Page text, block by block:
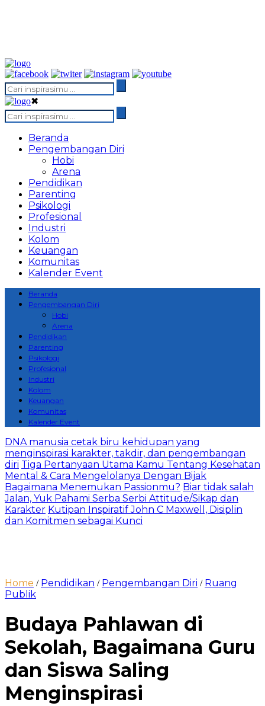
✖
Beranda
Pengembangan Diri
Hobi
Arena
Pendidikan
Parenting
Psikologi
Profesional
Industri
Kolom
Keuangan
Komunitas
Kalender Event
Beranda
Pengembangan Diri
Hobi
Arena
Pendidikan
Parenting
Psikologi
Profesional
Industri
Kolom
Keuangan
Komunitas
Kalender Event
DNA manusia cetak biru kehidupan yang
menginspirasi karakter, takdir, dan pengembangan
diri Tiga Pertanyaan Utama Kamu Tentang Kesehatan
Mental & Cara Mengelolanya Dengan Bijak
Bagaimana Menemukan Passionmu? Biar tidak salah
Jalan, Yuk Pahami Serba Serbi Attitude/Sikap dan
Karakter Kutipan Inspiratif John C Maxwell, Disiplin
dan Komitmen sebagai Kunci
Home / Pendidikan / Pengembangan Diri / Ruang
Publik
Budaya Pahlawan di
Sekolah, Bagaimana Guru
dan Siswa Saling
Menginspirasi